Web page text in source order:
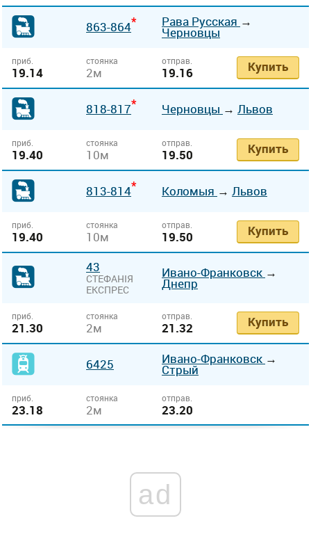
863-864* Рава Русская →
Черновцы
приб.
19.14
стоянка
2м
отправ.
19.16 Купить
818-817* Черновцы → Львов
приб.
19.40
стоянка
10м
отправ.
19.50 Купить
813-814* Коломыя → Львов
приб.
19.40
стоянка
10м
отправ.
19.50 Купить
43
СТЕФАНІЯ
ЕКСПРЕС
Ивано-Франковск →
Днепр
приб.
21.30
стоянка
2м
отправ.
21.32 Купить
6425 Ивано-Франковск →
Стрый
приб.
23.18
стоянка
2м
отправ.
23.20
ad